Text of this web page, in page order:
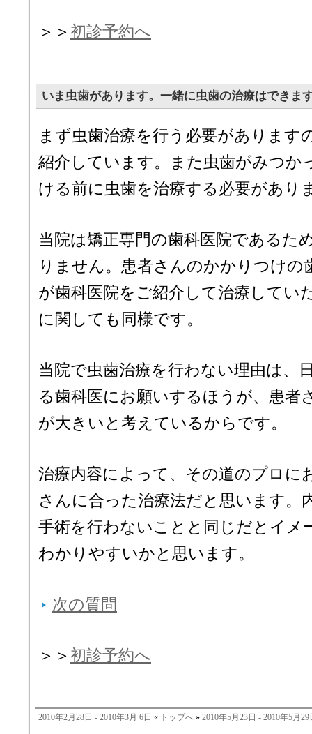
＞＞ 初診予約へ
いま虫歯があります。一緒に虫歯の治療はできま
まず虫歯治療を行う必要があります
紹介しています。また虫歯がみつか
ける前に虫歯を治療する必要があり
当院は矯正専門の歯科医院であるた
りません。患者さんのかかりつけの
が歯科医院をご紹介して治療してい
に関しても同様です。
当院で虫歯治療を行わない理由は、
る歯科医にお願いするほうが、患者
が大きいと考えているからです。
治療内容によって、その道のプロに
さんに合った治療法だと思います。
手術を行わないことと同じだとイメ
わかりやすいかと思います。
次の質問
＞＞ 初診予約へ
2010年2月28日 - 2010年3月 6日 « トップへ » 2010年5月23日 - 2010年5月29